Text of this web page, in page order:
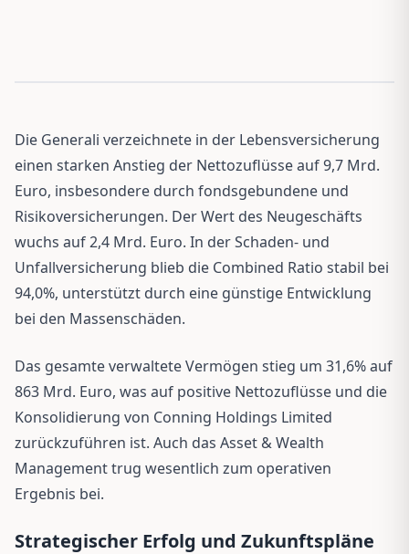
Die Generali verzeichnete in der Lebensversicherung
einen starken Anstieg der Nettozuflüsse auf 9,7 Mrd.
Euro, insbesondere durch fondsgebundene und
Risikoversicherungen. Der Wert des Neugeschäfts
wuchs auf 2,4 Mrd. Euro. In der Schaden- und
Unfallversicherung blieb die Combined Ratio stabil bei
94,0%, unterstützt durch eine günstige Entwicklung
bei den Massenschäden.
Das gesamte verwaltete Vermögen stieg um 31,6% auf
863 Mrd. Euro, was auf positive Nettozuflüsse und die
Konsolidierung von Conning Holdings Limited
zurückzuführen ist. Auch das Asset & Wealth
Management trug wesentlich zum operativen
Ergebnis bei.
Strategischer Erfolg und Zukunftspläne